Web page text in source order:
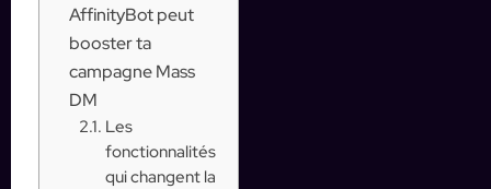
AffinityBot peut
booster ta
campagne Mass
DM
Les
fonctionnalités
qui changent la